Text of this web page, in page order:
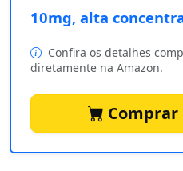
10mg, alta
Confira os detalhes
diretamente na Amazon.
Comprar